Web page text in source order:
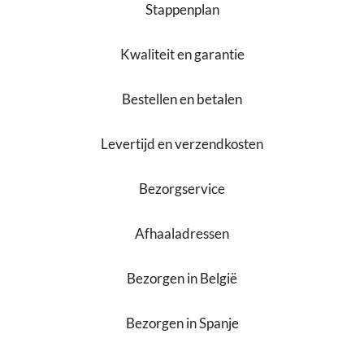
Stappenplan
Kwaliteit en garantie
Bestellen en betalen
Levertijd en verzendkosten
Bezorgservice
Afhaaladressen
Bezorgen in België
Bezorgen in Spanje